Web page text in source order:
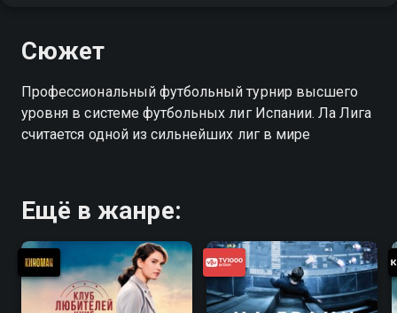
Сюжет
Профессиональный футбольный турнир высшего
уровня в системе футбольных лиг Испании. Ла Лига
считается одной из сильнейших лиг в мире
Ещё в жанре: